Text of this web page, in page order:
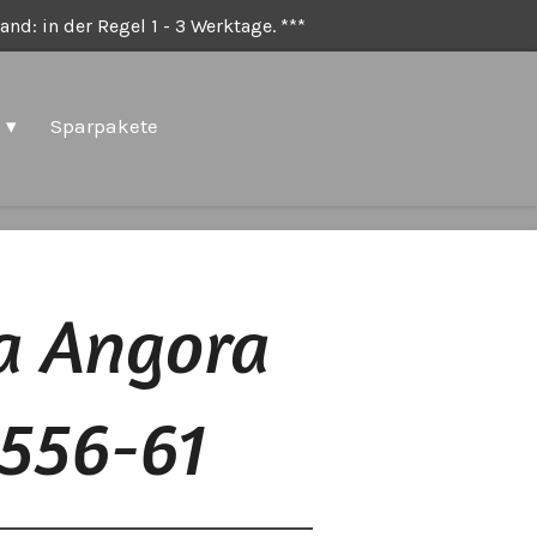
in der Regel 1 - 3 Werktage. ***
Sparpakete
Angora
61